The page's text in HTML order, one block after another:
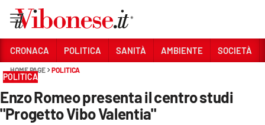
Sezioni
CRONACA
POLITICA
CRONACA POLITICA SANITÀ AMBIENTE SOCIETÀ
HOME PAGE POLITICA
POLITICA
Enzo Romeo presenta il centro studi
"Progetto Vibo Valentia"